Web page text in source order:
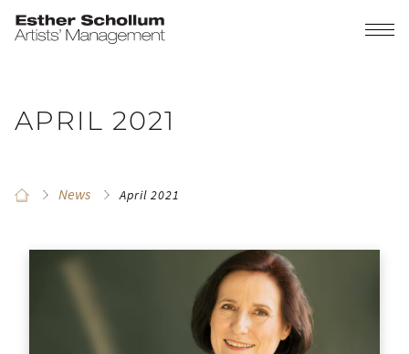
APRIL 2021
News April 2021